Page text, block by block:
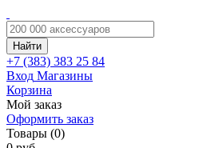
Найти
+7 (383) 383 25 84
Вход Магазины
Корзина
Мой заказ
Оформить заказ
Товары (0)